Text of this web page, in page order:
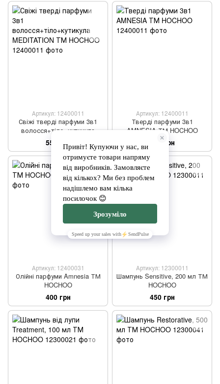
Артикул: 12400011
Свіжі тверді парфуми 3в1
волосся+тіло+кутикула
MEDITATION ТМ HOCHOO
550 грн
Артикул: 12400011
Тверді парфуми 3в1
AMNESIA ТМ HOCHOO
490 грн
Артикул: 12400031
Олійні парфуми Amnesia ТМ
HOCHOO
400 грн
Артикул: 12300011
Шампунь Sensitive, 200 мл ТМ
HOCHOO
450 грн